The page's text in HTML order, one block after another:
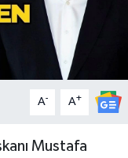
A- A+
Mustafa